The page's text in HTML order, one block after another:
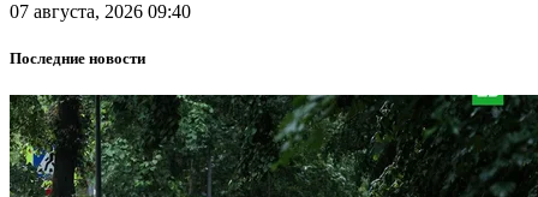
07 августа, 2026 09:40
Последние новости